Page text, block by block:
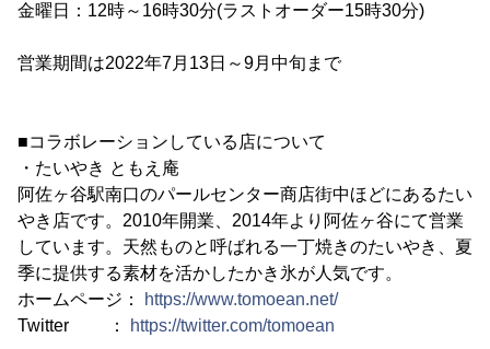
金曜日：12時～16時30分(ラストオーダー15時30分)
営業期間は2022年7月13日～9月中旬まで
■コラボレーションしている店について
・たいやき ともえ庵
阿佐ヶ谷駅南口のパールセンター商店街中ほどにあるたい
やき店です。2010年開業、2014年より阿佐ヶ谷にて営業
しています。天然ものと呼ばれる一丁焼きのたいやき、夏
季に提供する素材を活かしたかき氷が人気です。
ホームページ：
https://www.tomoean.net/
Twitter ：
https://twitter.com/tomoean